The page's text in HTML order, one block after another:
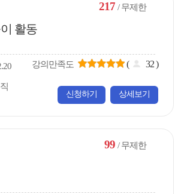
활동
강의만족도 ( 32)
217 / 무제한
신청하기 상세보기
99 / 무제한